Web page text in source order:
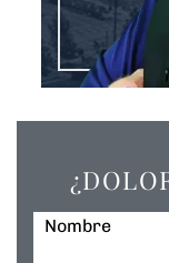
Nombre